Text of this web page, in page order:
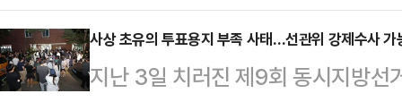
하고 희망찬 미래를 …
업의 노동 구조를 다시 들여다보고
작년 9월 조지아주 엘라벨의 현대
475명을 체포했다. 한국 국적자도
홍위(단종)로 분해 누적 관객수
박지훈. 역대 대한민국 박스오피스
망울로 섬세한 감정선의 정점을 찍
사상 초유의 투표용지 부족 사태…선관위 강제수사
지난 3일 치러진 제9회 동시지방선